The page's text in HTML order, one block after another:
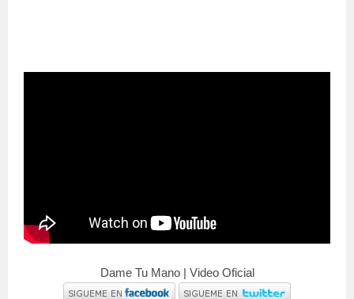
Dame Tu Mano | Video Oficial